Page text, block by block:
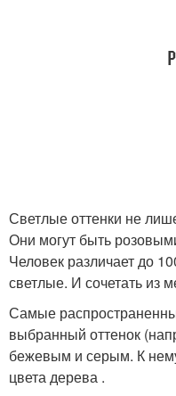
Светлые оттенки не
Они могут быть
Человек различает до
светлые. И сочетать из
Самые
выбранный оттенок
бежевым и серым. К
цвета дерева .